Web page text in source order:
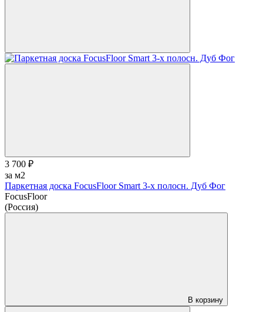
3 700 ₽
за м2
Паркетная доска FocusFloor Smart 3-х полосн. Дуб Фог
FocusFloor
(Россия)
В корзину